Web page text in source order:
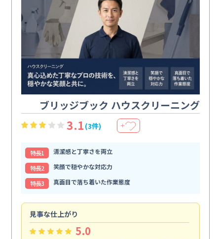
ブリッジブック ハウスクリーニング
3.1 (3件) ＋
特⻑1
清潔感と丁寧さを両立
特⻑2
笑顔で穏やかな対応力
特⻑3
真面目で落ち着いた作業態度
見事な仕上がり
5.0